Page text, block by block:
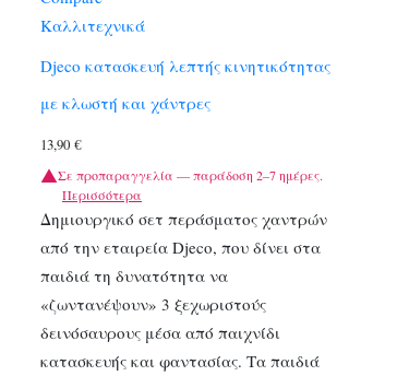
Καλλιτεχνικά
Djeco κατασκευή λεπτής κινητικότητας
με κλωστή και χάντρες
13,90 €
Σε προπαραγγελία — παράδοση 2–7 ημέρες.
Περισσότερα
Δημιουργικό σετ περάσματος χαντρών
από την εταιρεία Djeco, που δίνει στα
παιδιά τη δυνατότητα να
«ζωντανέψουν» 3 ξεχωριστούς
δεινόσαυρους μέσα από παιχνίδι
κατασκευής και φαντασίας. Τα παιδιά